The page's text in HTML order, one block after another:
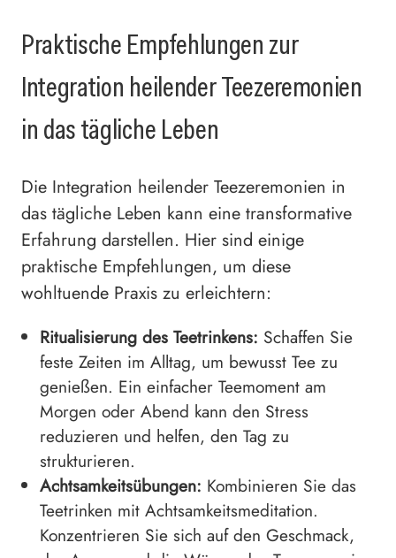
Praktische Empfehlungen zur
Integration heilender Teezeremonien
in das tägliche Leben
Die Integration heilender Teezeremonien in
das tägliche Leben kann eine transformative
Erfahrung darstellen. Hier sind einige
praktische Empfehlungen, um diese
wohltuende Praxis zu erleichtern:
Ritualisierung des Teetrinkens: Schaffen Sie
feste Zeiten im Alltag, um bewusst Tee zu
genießen. Ein einfacher Teemoment am
Morgen oder Abend kann den Stress
reduzieren und helfen, den Tag zu
strukturieren.
Achtsamkeitsübungen: Kombinieren Sie das
Teetrinken mit Achtsamkeitsmeditation.
Konzentrieren Sie sich auf den Geschmack,